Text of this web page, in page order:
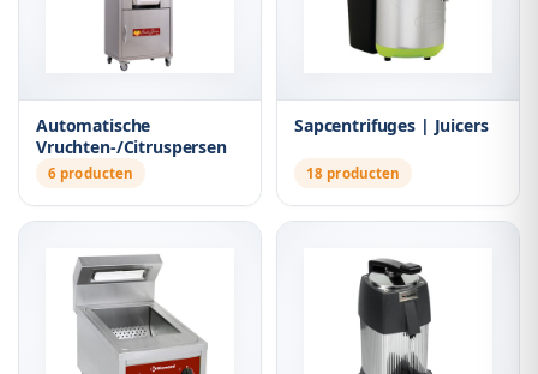
Automatische
Vruchten-/Citruspersen
6 producten
Sapcentrifuges | Juicers
18 producten